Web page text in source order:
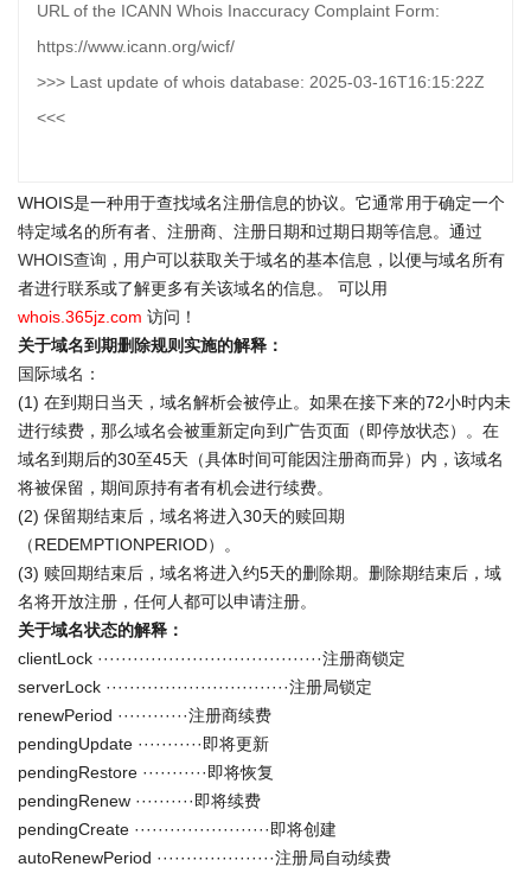
URL of the ICANN Whois Inaccuracy Complaint Form:
https://www.icann.org/wicf/
>>> Last update of whois database: 2025-03-16T16:15:22Z
<<<
WHOIS是一种用于查找域名注册信息的协议。它通常用于确定一个
特定域名的所有者、注册商、注册日期和过期日期等信息。通过
WHOIS查询 ，用户可以获取关于域名的基本信息，以便与域名所有
者进行联系或了解更多有关该域名的信息。 可以用
whois.365jz.com 访问！
关于域名到期删除规则实施的解释：
国际域名：
(1) 在到期日当天，域名解析会被停止。如果在接下来的72小时内未
进行续费，那么域名会被重新定向到广告页面（即停放状态）。在
域名到期后的30至45天（具体时间可能因注册商而异）内，该域名
将被保留，期间原持有者有机会进行续费。
(2) 保留期结束后，域名将进入30天的赎回期
（REDEMPTIONPERIOD）。
(3) 赎回期结束后，域名将进入约5天的删除期。删除期结束后，域
名将开放注册，任何人都可以申请注册。
关于域名状态的解释：
clientLock ······································注册商锁定
serverLock ·······························注册局锁定
renewPeriod ············注册商续费
pendingUpdate ···········即将更新
pendingRestore ···········即将恢复
pendingRenew ··········即将续费
pendingCreate ·······················即将创建
autoRenewPeriod ····················注册局自动续费